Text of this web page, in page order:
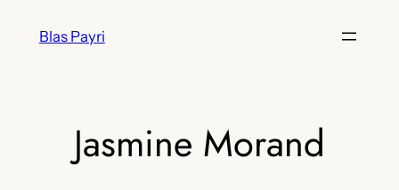
Blas Payri
Jasmine Morand